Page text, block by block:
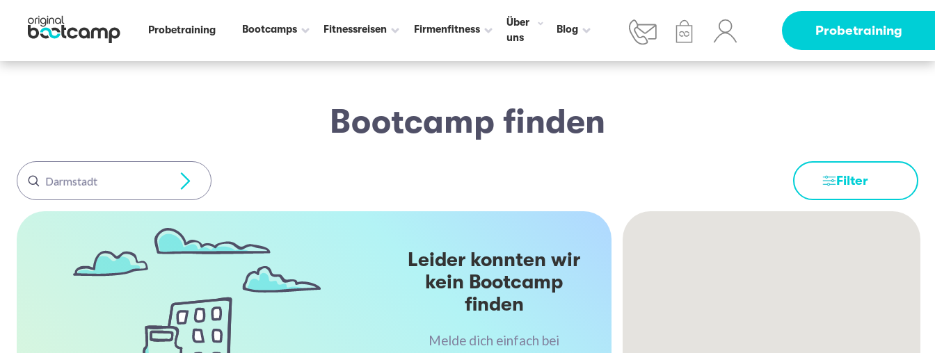
Probetraining Bootcamps Fitnessreisen Firmenfitness
Über
uns
Blog Probetraining
Bootcamp finden
Darmstadt Filter
Leider konnten wir
kein Bootcamp
finden
Melde dich einfach bei